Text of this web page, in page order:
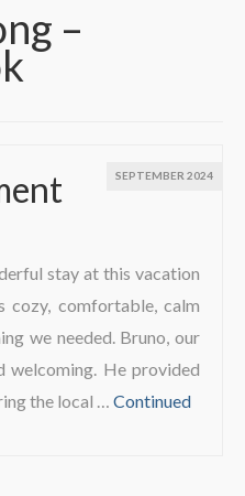
–
SEPTEMBER 2024
stay at this vacation
cozy, comfortable, calm
we needed. Bruno, our
welcoming. He provided
the local … Continued